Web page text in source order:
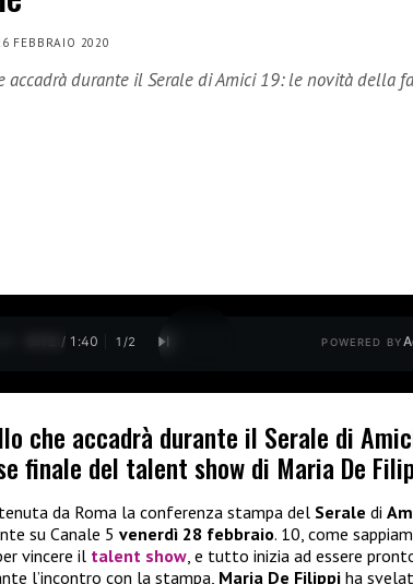
FEBBRAIO 2020
accadrà durante il Serale di Amici 19: le novità della
0:13 / 1:40 1 /2 POWERED BY
che accadrà durante il Serale di
finale del talent show di Maria De
da Roma la conferenza stampa del Serale di
su Canale 5 venerdì 28 febbraio. 10, come
vincere il talent show, e tutto inizia ad essere
l’incontro con la stampa, Maria De Filippi ha